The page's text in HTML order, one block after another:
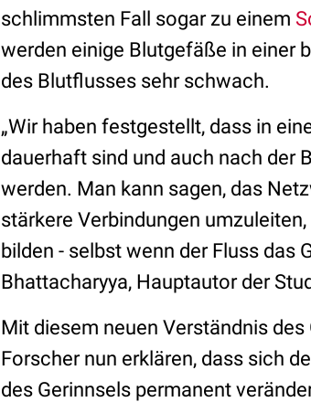
schlimmsten Fall sogar zu einem
werden einige Blutgefäße in einer
des Blutflusses sehr schwach.
„Wir haben festgestellt, dass in
dauerhaft sind und auch nach der
werden. Man kann sagen, das
stärkere Verbindungen
bilden - selbst wenn der Fluss das
Bhattacharyya, Hauptautor der
Mit diesem neuen Verständnis
Forscher nun erklären, dass sich
des Gerinnsels permanent